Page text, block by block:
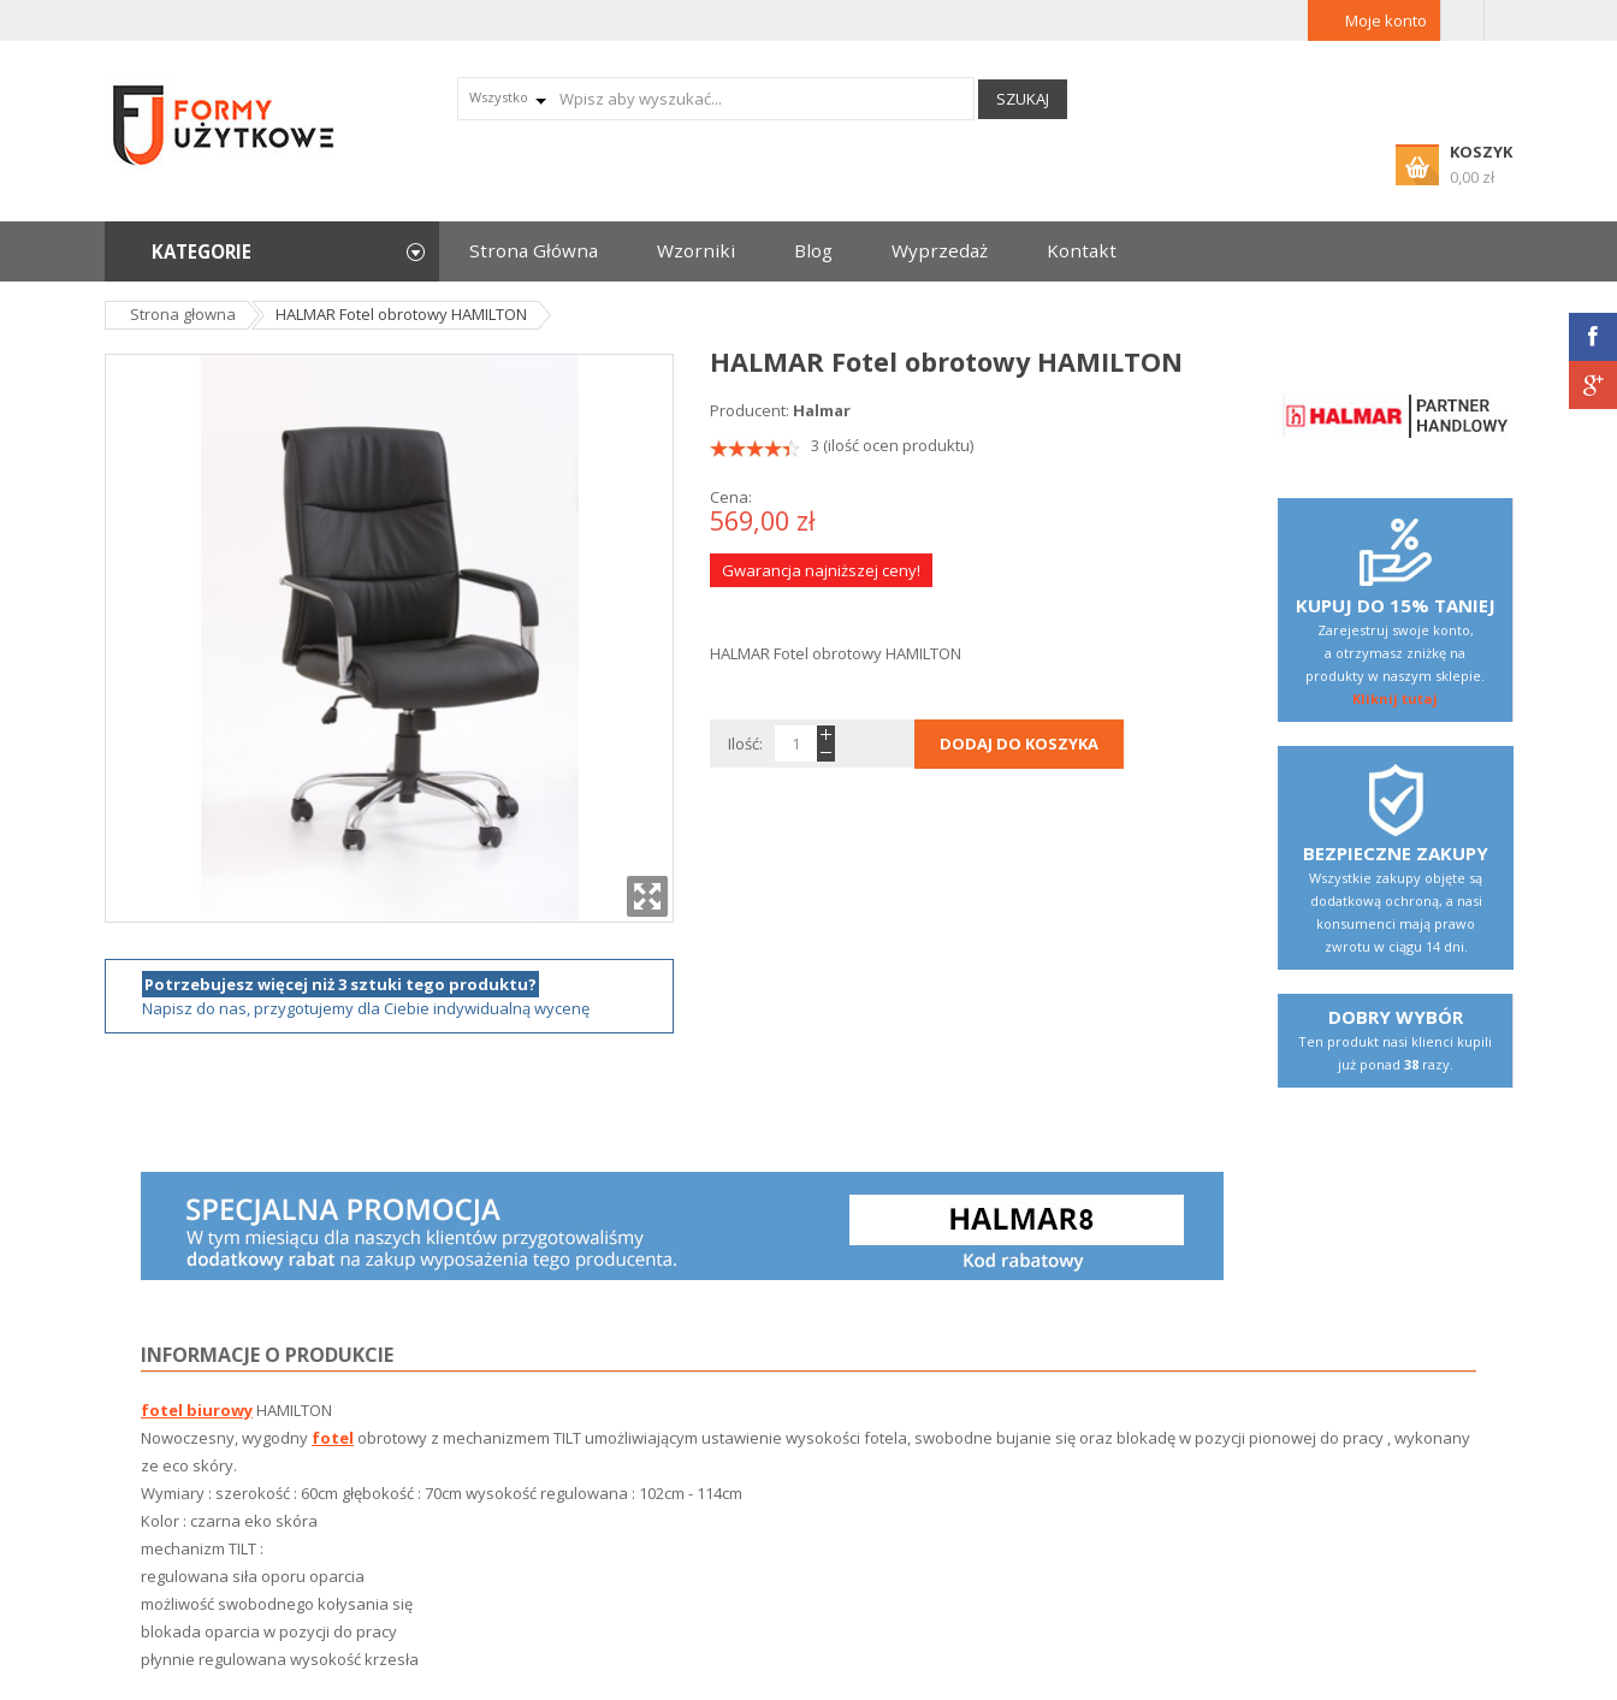
Moje konto
Wszystko SZUKAJ
KOSZYK
0,00 zł
Strona Główna Wzorniki Blog Wyprzedaż Kontakt
KATEGORIE
Strona głowna HALMAR Fotel obrotowy HAMILTON
Potrzebujesz więcej niż 3 sztuki tego produktu?
Napisz do nas, przygotujemy dla Ciebie indywidualną wycenę
HALMAR Fotel obrotowy HAMILTON
Producent: Halmar
3 (ilość ocen produktu)
Cena:
569,00 zł
Gwarancja najniższej ceny!
HALMAR Fotel obrotowy HAMILTON
Ilość: DODAJ DO KOSZYKA
KUPUJ DO 15% TANIEJ
Zarejestruj swoje konto,
a otrzymasz zniżkę na
produkty w naszym sklepie.
Kliknij tutaj
BEZPIECZNE ZAKUPY
Wszystkie zakupy objęte są
dodatkową ochroną, a nasi
konsumenci mają prawo
zwrotu w ciągu 14 dni.
DOBRY WYBÓR
Ten produkt nasi klienci kupili
już ponad 38razy.
INFORMACJE O PRODUKCIE
fotel biurowy HAMILTON
Nowoczesny, wygodny fotel obrotowy z mechanizmem TILT umożliwiającym ustawienie wysokości fotela, swobodne bujanie się oraz blokadę w pozycji pionowej do pracy , wykonany
ze eco skóry.
Wymiary : szerokość : 60cm głębokość : 70cm wysokość regulowana : 102cm - 114cm
Kolor : czarna eko skóra
mechanizm TILT :
regulowana siła oporu oparcia
możliwość swobodnego kołysania się
blokada oparcia w pozycji do pracy
płynnie regulowana wysokość krzesła